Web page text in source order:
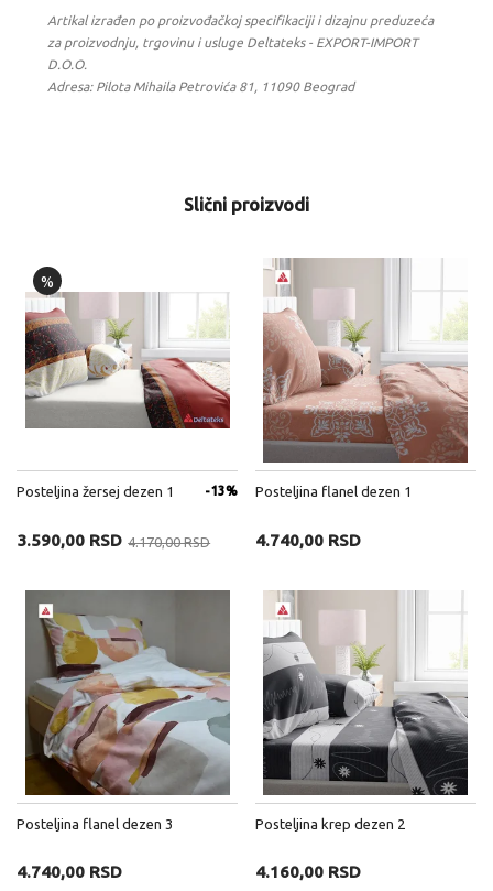
Artikal izrađen po proizvođačkoj specifikaciji i dizajnu preduzeća
za proizvodnju, trgovinu i usluge Deltateks - EXPORT-IMPORT
D.O.O.
Adresa: Pilota Mihaila Petrovića 81, 11090 Beograd
Slični proizvodi
Posteljina žersej dezen 1 -13%
3.590,00 RSD 4.170,00 RSD
%
Posteljina flanel dezen 1
4.740,00 RSD
Posteljina flanel dezen 3
4.740,00 RSD
Posteljina krep dezen 2
4.160,00 RSD